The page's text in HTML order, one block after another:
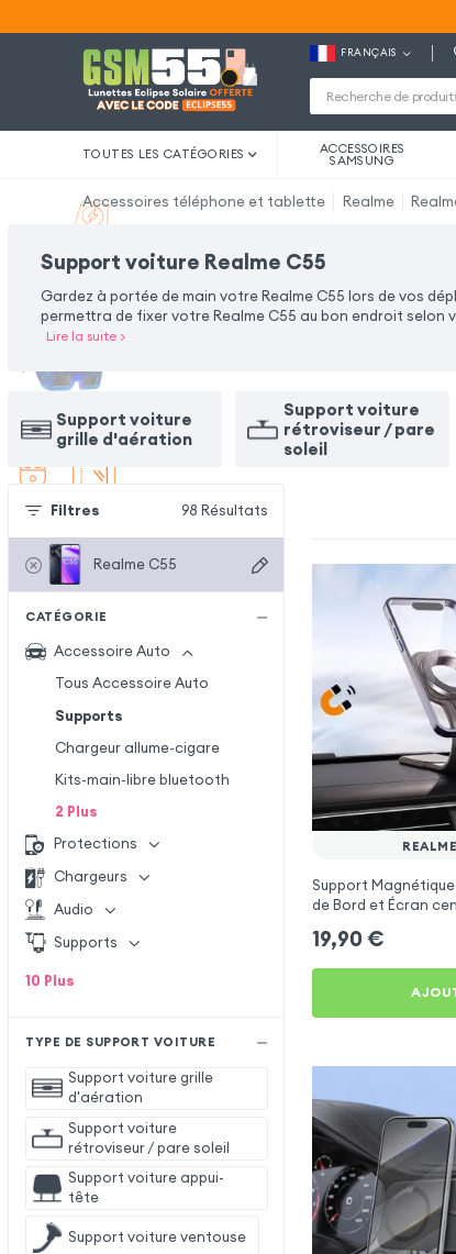
FRANÇAIS
TOUTES LES CATÉGORIES ACCESSOIRES
SAMSUNG
Accessoires téléphone et tablette Realme
Support voiture Realme C55
Gardez à portée de main votre Realme C55 lors de vos
permettra de fixer votre Realme C55 au bon endroit
Lire la suite>
Support voiture
grille d'aération
Support voiture
rétroviseur / pare
soleil
Filtres 98 Résultats
Realme C55
CATÉGORIE
Accessoire Auto
Tous Accessoire Auto
Supports
Chargeur allume-cigare
Kits-main-libre bluetooth
2 Plus
Protections
Chargeurs
Audio
Supports
10 Plus
TYPE DE SUPPORT VOITURE
Support voiture grille
d'aération
Support voiture
rétroviseur / pare soleil
Support voiture appui-
tête
Support voiture ventouse
Support
de Bord et Écran
19,90 €